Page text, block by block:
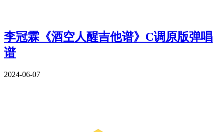
李冠霖《酒空人醒吉他谱》C调原版弹唱
谱
2024-06-07